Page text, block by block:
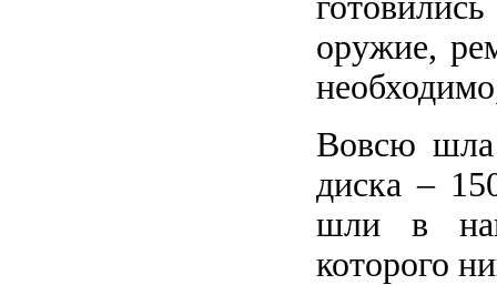
оружие,
Вовсю шла
диска –
шли в
которого